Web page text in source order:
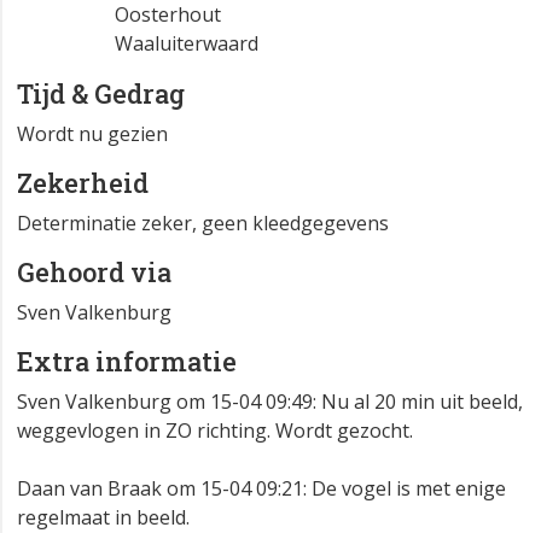
Oosterhout
Waaluiterwaard
Tijd & Gedrag
Wordt nu gezien
Zekerheid
Determinatie zeker, geen kleedgegevens
Gehoord via
Sven Valkenburg
Extra informatie
Sven Valkenburg om 15-04 09:49: Nu al 20 min uit beeld,
weggevlogen in ZO richting. Wordt gezocht.
Daan van Braak om 15-04 09:21: De vogel is met enige
regelmaat in beeld.